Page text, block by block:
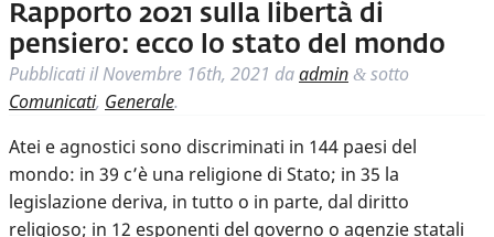
Rapporto 2021 sulla libertà di
pensiero: ecco lo stato del mondo
Pubblicati ilNovembre 16th, 2021 daadmin & sotto
Comunicati, Generale.
Atei e agnostici sono discriminati in 144 paesi del
mondo: in 39 c’è una religione di Stato; in 35 la
legislazione deriva, in tutto o in parte, dal diritto
religioso; in 12 esponenti del governo o agenzie statali